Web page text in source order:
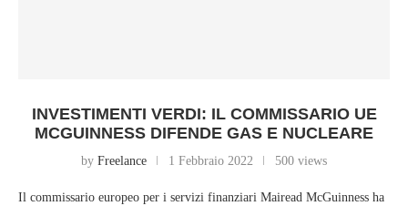
INVESTIMENTI VERDI: IL COMMISSARIO UE
MCGUINNESS DIFENDE GAS E NUCLEARE
by Freelance 1 Febbraio 2022 500 views
Il commissario europeo per i servizi finanziari Mairead McGuinness ha